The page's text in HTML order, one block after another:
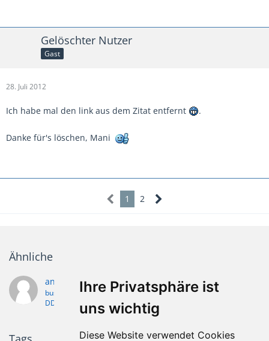
Ihre Privatsphäre ist
uns wichtig
Diese Website verwendet Cookies
Gelöschter Nutzer
Gast
28. Juli 2012
Ich habe mal den link aus dem Zitat entfernt .
Danke für's löschen, Mani
1 2
Ähnliche Themen
anschlußplan für ddr anhängerstecker
busch
26. Dezember 2012
DDR-Anhänger und DDR-Wohnwagen